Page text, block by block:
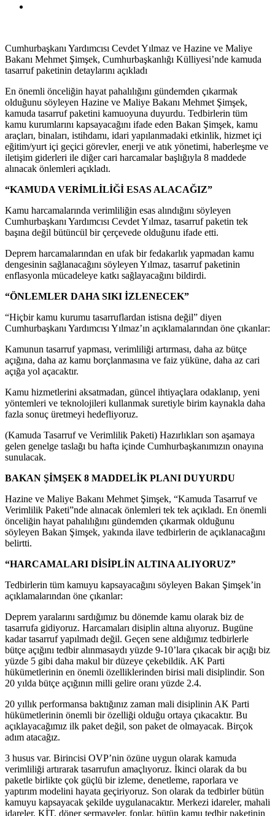
Cumhurbaşkanı Yardımcısı Cevdet Yılmaz ve Hazine ve Maliye
Bakanı Mehmet Şimşek, Cumhurbaşkanlığı Külliyesi’nde kamuda
tasarruf paketinin detaylarını açıkladı
En önemli önceliğin hayat pahalılığını gündemden çıkarmak
olduğunu söyleyen Hazine ve Maliye Bakanı Mehmet Şimşek,
kamuda tasarruf paketini kamuoyuna duyurdu. Tedbirlerin tüm
kamu kurumlarını kapsayacağını ifade eden Bakan Şimşek, kamu
araçları, binaları, istihdamı, idari yapılanmadaki etkinlik, hizmet içi
eğitim/yurt içi geçici görevler, enerji ve atık yönetimi, haberleşme ve
iletişim giderleri ile diğer cari harcamalar başlığıyla 8 maddede
alınacak önlemleri açıkladı.
“KAMUDA VERİMLİLİĞİ ESAS ALACAĞIZ”
Kamu harcamalarında verimliliğin esas alındığını söyleyen
Cumhurbaşkanı Yardımcısı Cevdet Yılmaz, tasarruf paketin tek
başına değil bütüncül bir çerçevede olduğunu ifade etti.
Deprem harcamalarından en ufak bir fedakarlık yapmadan kamu
dengesinin sağlanacağını söyleyen Yılmaz, tasarruf paketinin
enflasyonla mücadeleye katkı sağlayacağını bildirdi.
“ÖNLEMLER DAHA SIKI İZLENECEK”
“Hiçbir kamu kurumu tasarruflardan istisna değil” diyen
Cumhurbaşkanı Yardımcısı Yılmaz’ın açıklamalarından öne çıkanlar:
Kamunun tasarruf yapması, verimliliği artırması, daha az bütçe
açığına, daha az kamu borçlanmasına ve faiz yüküne, daha az cari
açığa yol açacaktır.
Kamu hizmetlerini aksatmadan, güncel ihtiyaçlara odaklanıp, yeni
yöntemleri ve teknolojileri kullanmak suretiyle birim kaynakla daha
fazla sonuç üretmeyi hedefliyoruz.
(Kamuda Tasarruf ve Verimlilik Paketi) Hazırlıkları son aşamaya
gelen genelge taslağı bu hafta içinde Cumhurbaşkanımızın onayına
sunulacak.
BAKAN ŞİMŞEK 8 MADDELİK PLANI DUYURDU
Hazine ve Maliye Bakanı Mehmet Şimşek, “Kamuda Tasarruf ve
Verimlilik Paketi”nde alınacak önlemleri tek tek açıkladı. En önemli
önceliğin hayat pahalılığını gündemden çıkarmak olduğunu
söyleyen Bakan Şimşek, yakında ilave tedbirlerin de açıklanacağını
belirtti.
“HARCAMALARI DİSİPLİN ALTINA ALIYORUZ”
Tedbirlerin tüm kamuyu kapsayacağını söyleyen Bakan Şimşek’in
açıklamalarından öne çıkanlar:
Deprem yaralarını sardığımız bu dönemde kamu olarak biz de
tasarrufa gidiyoruz. Harcamaları disiplin altına alıyoruz. Bugüne
kadar tasarruf yapılmadı değil. Geçen sene aldığımız tedbirlerle
bütçe açığını tedbir alınmasaydı yüzde 9-10’lara çıkacak bir açığı biz
yüzde 5 gibi daha makul bir düzeye çekebildik. AK Parti
hükümetlerinin en önemli özelliklerinden birisi mali disiplindir. Son
20 yılda bütçe açığının milli gelire oranı yüzde 2.4.
20 yıllık performansa baktığınız zaman mali disiplinin AK Parti
hükümetlerinin önemli bir özelliği olduğu ortaya çıkacaktır. Bu
açıklayacağımız ilk paket değil, son paket de olmayacak. Birçok
adım atacağız.
3 husus var. Birincisi OVP’nin özüne uygun olarak kamuda
verimliliği artırarak tasarrufun amaçlıyoruz. İkinci olarak da bu
paketle birlikte çok güçlü bir izleme, denetleme, raporlara ve
yaptırım modelini hayata geçiriyoruz. Son olarak da tedbirler bütün
kamuyu kapsayacak şekilde uygulanacaktır. Merkezi idareler, mahali
idareler, KİT, döner sermayeler, fonlar, bütün kamu tedbir paketinin